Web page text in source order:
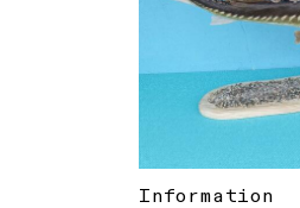
Information